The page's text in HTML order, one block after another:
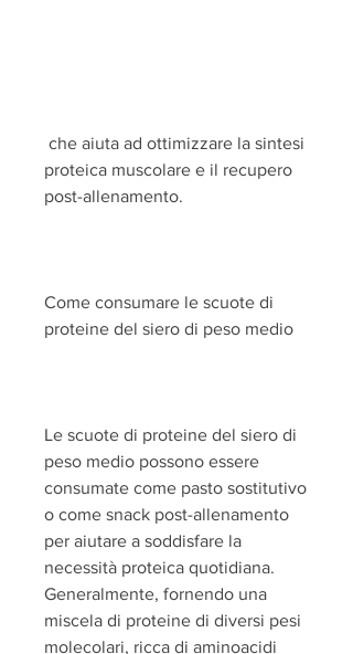
proteica muscolare e il recupero
post-allenamento.
Come consumare le scuote di
proteine del siero di peso medio
Le scuote di proteine del siero di
peso medio possono essere
consumate come pasto sostitutivo
o come snack post-allenamento
per aiutare a soddisfare la
necessità proteica quotidiana.
Generalmente, fornendo una
miscela di proteine di diversi pesi
molecolari, ricca di aminoacidi